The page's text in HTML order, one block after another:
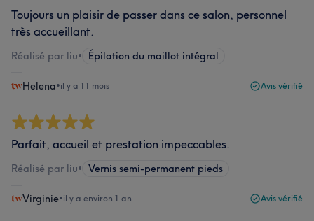
Toujours un plaisir de passer dans ce salon, personnel
très accueillant.
Réalisé par liu• Épilation du maillot intégral
Helena•il y a 11 mois Avis vérifié
Parfait, accueil et prestation impeccables.
Réalisé par liu• Vernis semi-permanent pieds
Virginie•il y a environ 1 an Avis vérifié